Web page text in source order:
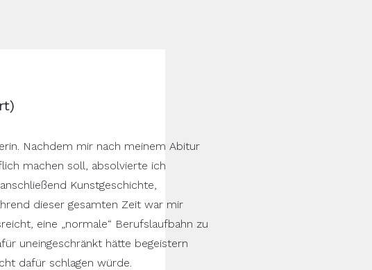
Nachdem mir nach meinem Abitur
machen soll, absolvierte ich
Kunstgeschichte,
dieser gesamten Zeit war mir
eine „normale“ Berufslaufbahn zu
uneingeschränkt hätte begeistern
dafür schlagen würde.